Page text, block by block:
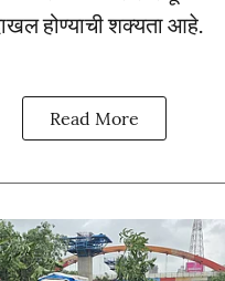
होण्याची शक्यता आहे.
Read More